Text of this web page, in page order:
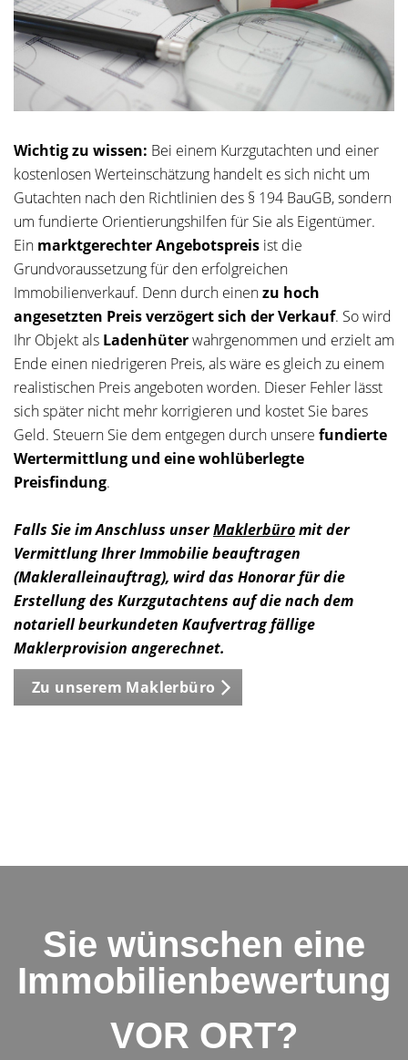
Wichtig zu wissen: Bei einem Kurzgutachten und einer
kostenlosen Werteinschätzung handelt es sich nicht um
Gutachten nach den Richtlinien des § 194 BauGB, sondern
um fundierte Orientierungshilfen für Sie als Eigentümer.
Ein marktgerechter Angebotspreis ist die
Grundvoraussetzung für den erfolgreichen
Immobilienverkauf. Denn durch einenzu hoch
angesetzten Preis verzögert sich der Verkauf. So wird
Ihr Objekt als Ladenhüterwahrgenommen und erzielt am
Ende einen niedrigeren Preis, als wäre es gleich zu einem
realistischen Preis angeboten worden. Dieser Fehler lässt
sich später nicht mehr korrigieren und kostet Sie bares
Geld. Steuern Sie dem entgegen durch unsere fundierte
Wertermittlung und eine wohlüberlegte
Preisfindung.
Falls Sie im Anschluss unserMaklerbüromit der
Vermittlung Ihrer Immobilie beauftragen
(Makleralleinauftrag), wird das Honorar für die
Erstellung des Kurzgutachtens auf die nach dem
notariell beurkundeten Kaufvertrag fällige
Maklerprovision angerechnet.
Zu unserem Maklerbüro
Sie wünschen eine
Immobilienbewertung
VOR ORT?